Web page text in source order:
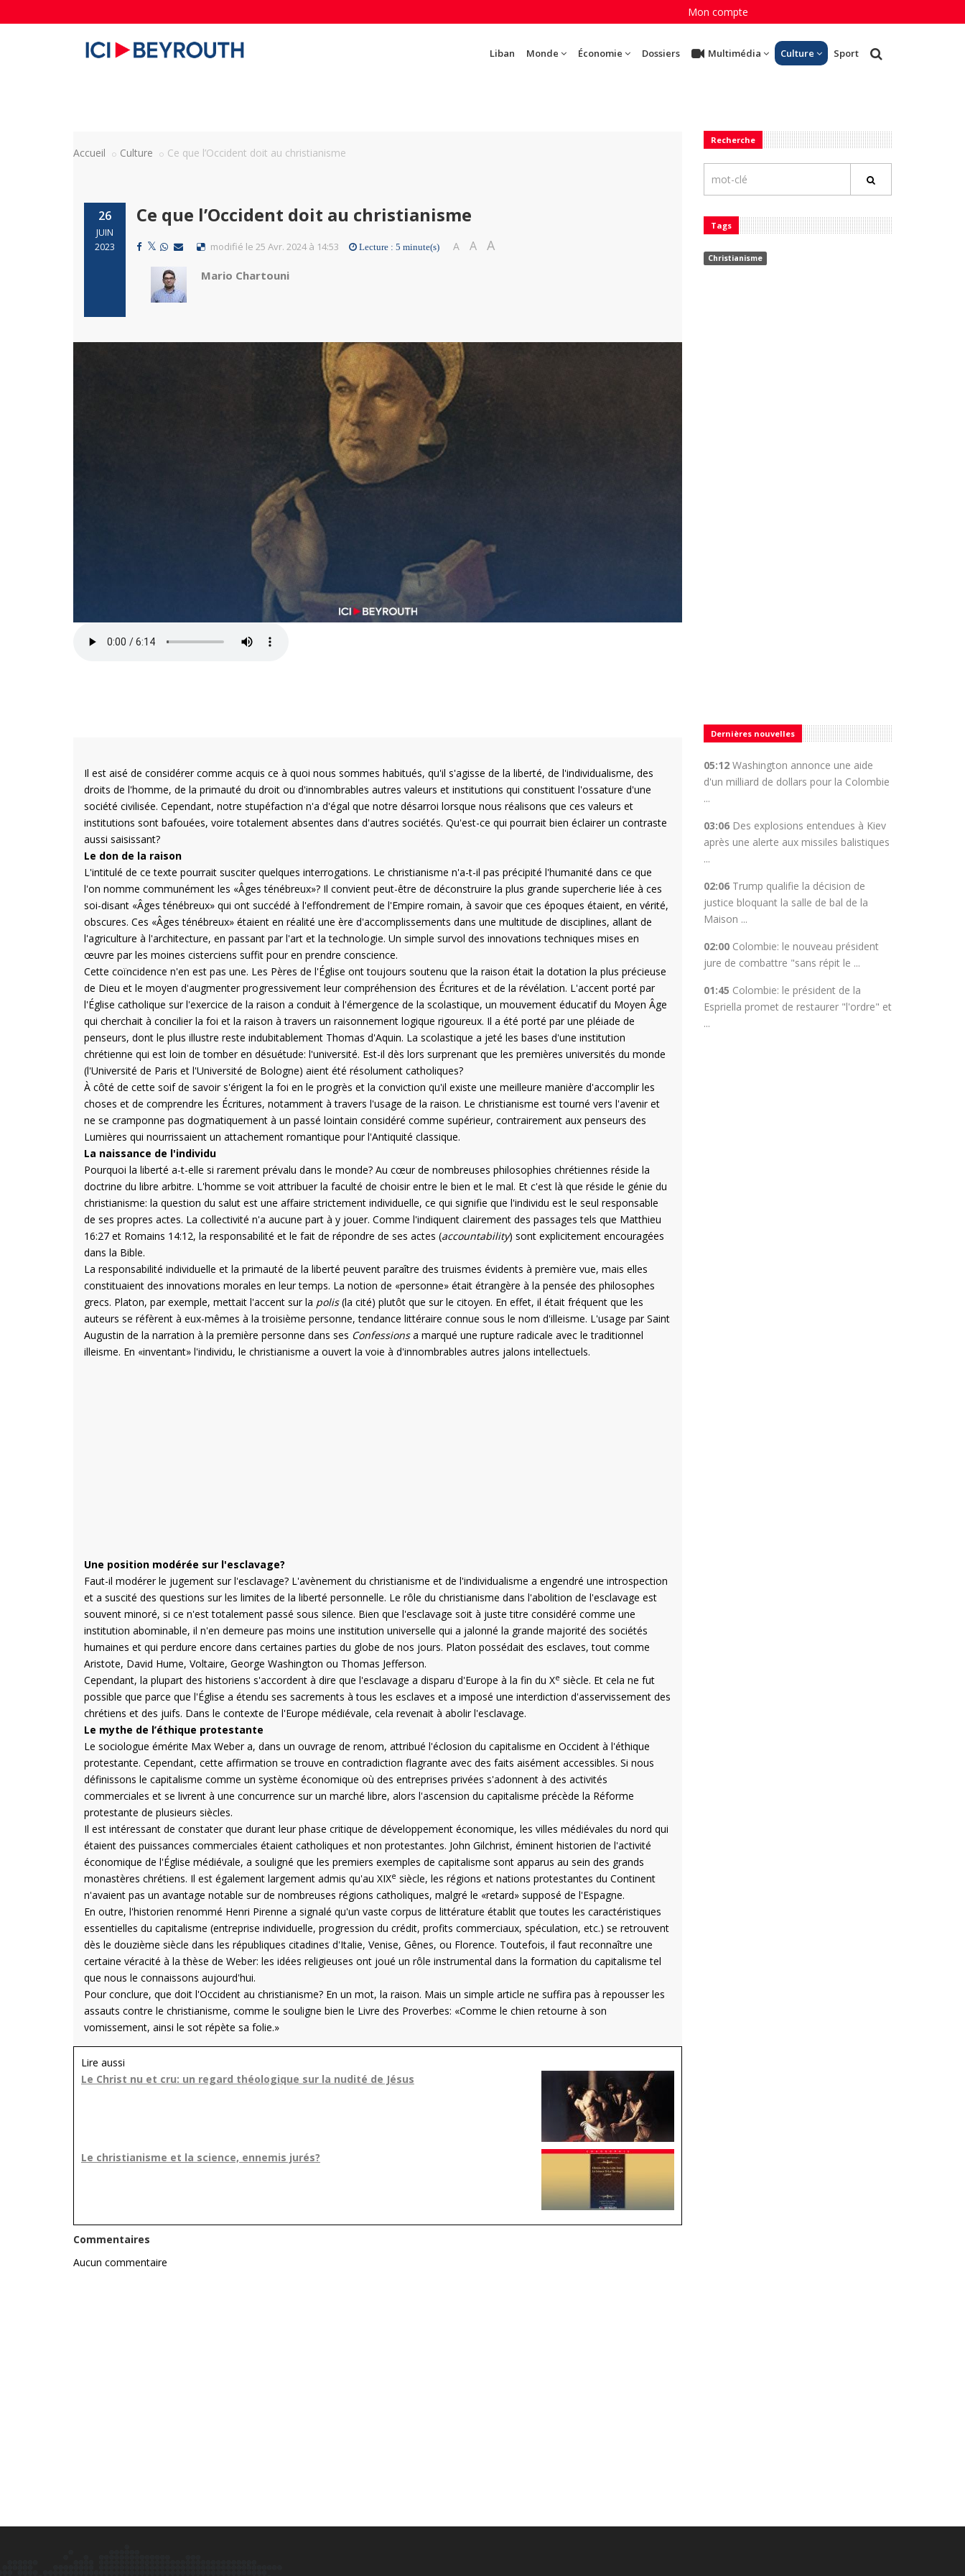
Mon compte
Liban Monde Économie Dossiers Multimédia Culture Sport
Accueil Culture Ce que l’Occident doit au christianisme
26
JUIN
2023
Ce que l’Occident doit au christianisme
modifié le 25 Avr. 2024 à 14:53 Lecture : 5 minute(s) A A A
Mario Chartouni
Il est aisé de considérer comme acquis ce à quoi nous sommes habitués, qu'il s'agisse de la liberté, de l'individualisme, des
droits de l'homme, de la primauté du droit ou d'innombrables autres valeurs et institutions qui constituent l'ossature d'une
société civilisée. Cependant, notre stupéfaction n'a d'égal que notre désarroi lorsque nous réalisons que ces valeurs et
institutions sont bafouées, voire totalement absentes dans d'autres sociétés. Qu'est-ce qui pourrait bien éclairer un contraste
aussi saisissant?
Le don de la raison
L'intitulé de ce texte pourrait susciter quelques interrogations. Le christianisme n'a-t-il pas précipité l'humanité dans ce que
l'on nomme communément les «Âges ténébreux»? Il convient peut-être de déconstruire la plus grande supercherie liée à ces
soi-disant «Âges ténébreux» qui ont succédé à l'effondrement de l'Empire romain, à savoir que ces époques étaient, en vérité,
obscures. Ces «Âges ténébreux» étaient en réalité une ère d'accomplissements dans une multitude de disciplines, allant de
l'agriculture à l'architecture, en passant par l'art et la technologie. Un simple survol des innovations techniques mises en
œuvre par les moines cisterciens suffit pour en prendre conscience.
Cette coïncidence n'en est pas une. Les Pères de l'Église ont toujours soutenu que la raison était la dotation la plus précieuse
de Dieu et le moyen d'augmenter progressivement leur compréhension des Écritures et de la révélation. L'accent porté par
l'Église catholique sur l'exercice de la raison a conduit à l'émergence de la scolastique, un mouvement éducatif du Moyen Âge
qui cherchait à concilier la foi et la raison à travers un raisonnement logique rigoureux. Il a été porté par une pléiade de
penseurs, dont le plus illustre reste indubitablement Thomas d'Aquin. La scolastique a jeté les bases d'une institution
chrétienne qui est loin de tomber en désuétude: l'université. Est-il dès lors surprenant que les premières universités du monde
(l'Université de Paris et l'Université de Bologne) aient été résolument catholiques?
À côté de cette soif de savoir s'érigent la foi en le progrès et la conviction qu'il existe une meilleure manière d'accomplir les
choses et de comprendre les Écritures, notamment à travers l'usage de la raison. Le christianisme est tourné vers l'avenir et
ne se cramponne pas dogmatiquement à un passé lointain considéré comme supérieur, contrairement aux penseurs des
Lumières qui nourrissaient un attachement romantique pour l'Antiquité classique.
La naissance de l'individu
Pourquoi la liberté a-t-elle si rarement prévalu dans le monde? Au cœur de nombreuses philosophies chrétiennes réside la
doctrine du libre arbitre. L'homme se voit attribuer la faculté de choisir entre le bien et le mal. Et c'est là que réside le génie du
christianisme: la question du salut est une affaire strictement individuelle, ce qui signifie que l'individu est le seul responsable
de ses propres actes. La collectivité n'a aucune part à y jouer. Comme l'indiquent clairement des passages tels que Matthieu
16:27 et Romains 14:12, la responsabilité et le fait de répondre de ses actes (accountability) sont explicitement encouragées
dans la Bible.
La responsabilité individuelle et la primauté de la liberté peuvent paraître des truismes évidents à première vue, mais elles
constituaient des innovations morales en leur temps. La notion de «personne» était étrangère à la pensée des philosophes
grecs. Platon, par exemple, mettait l'accent sur la polis(la cité) plutôt que sur le citoyen. En effet, il était fréquent que les
auteurs se réfèrent à eux-mêmes à la troisième personne, tendance littéraire connue sous le nom d'illeisme. L'usage par Saint
Augustin de la narration à la première personne dans ses Confessionsa marqué une rupture radicale avec le traditionnel
illeisme. En «inventant» l'individu, le christianisme a ouvert la voie à d'innombrables autres jalons intellectuels.
Une position modérée sur l'esclavage?
Faut-il modérer le jugement sur l'esclavage? L'avènement du christianisme et de l'individualisme a engendré une introspection
et a suscité des questions sur les limites de la liberté personnelle. Le rôle du christianisme dans l'abolition de l'esclavage est
souvent minoré, si ce n'est totalement passé sous silence. Bien que l'esclavage soit à juste titre considéré comme une
institution abominable, il n'en demeure pas moins une institution universelle qui a jalonné la grande majorité des sociétés
humaines et qui perdure encore dans certaines parties du globe de nos jours. Platon possédait des esclaves, tout comme
Aristote, David Hume, Voltaire, George Washington ou Thomas Jefferson.
Cependant, la plupart des historiens s'accordent à dire que l'esclavage a disparu d'Europe à la fin du Xe siècle. Et cela ne fut
possible que parce que l'Église a étendu ses sacrements à tous les esclaves et a imposé une interdiction d'asservissement des
chrétiens et des juifs. Dans le contexte de l'Europe médiévale, cela revenait à abolir l'esclavage.
Le mythe de l’éthique protestante
Le sociologue émérite Max Weber a, dans un ouvrage de renom, attribué l'éclosion du capitalisme en Occident à l'éthique
protestante. Cependant, cette affirmation se trouve en contradiction flagrante avec des faits aisément accessibles. Si nous
définissons le capitalisme comme un système économique où des entreprises privées s'adonnent à des activités
commerciales et se livrent à une concurrence sur un marché libre, alors l'ascension du capitalisme précède la Réforme
protestante de plusieurs siècles.
Il est intéressant de constater que durant leur phase critique de développement économique, les villes médiévales du nord qui
étaient des puissances commerciales étaient catholiques et non protestantes. John Gilchrist, éminent historien de l'activité
économique de l'Église médiévale, a souligné que les premiers exemples de capitalisme sont apparus au sein des grands
monastères chrétiens. Il est également largement admis qu'au XIXe siècle, les régions et nations protestantes du Continent
n'avaient pas un avantage notable sur de nombreuses régions catholiques, malgré le «retard» supposé de l'Espagne.
En outre, l'historien renommé Henri Pirenne a signalé qu'un vaste corpus de littérature établit que toutes les caractéristiques
essentielles du capitalisme (entreprise individuelle, progression du crédit, profits commerciaux, spéculation, etc.) se retrouvent
dès le douzième siècle dans les républiques citadines d'Italie, Venise, Gênes, ou Florence. Toutefois, il faut reconnaître une
certaine véracité à la thèse de Weber: les idées religieuses ont joué un rôle instrumental dans la formation du capitalisme tel
que nous le connaissons aujourd'hui.
Pour conclure, que doit l'Occident au christianisme? En un mot, la raison. Mais un simple article ne suffira pas à repousser les
assauts contre le christianisme, comme le souligne bien le Livre des Proverbes: «Comme le chien retourne à son
vomissement, ainsi le sot répète sa folie.»
Lire aussi
Le Christ nu et cru: un regard théologique sur la nudité de Jésus
Le christianisme et la science, ennemis jurés?
Commentaires
Aucun commentaire
Recherche
Tags
Christianisme
Dernières nouvelles
05:12 Washington annonce une aide
d'un milliard de dollars pour la Colombie
...
03:06 Des explosions entendues à Kiev
après une alerte aux missiles balistiques
...
02:06 Trump qualifie la décision de
justice bloquant la salle de bal de la
Maison ...
02:00 Colombie: le nouveau président
jure de combattre "sans répit le ...
01:45 Colombie: le président de la
Espriella promet de restaurer "l'ordre" et
...